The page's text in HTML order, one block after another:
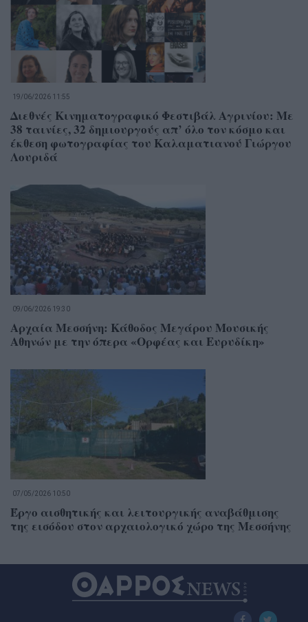
19/06/2026 11:55
Διεθνές Κινηματογραφικό Φεστιβάλ Αγρινίου: Με
38 ταινίες, 32 δημιουργούς απ’ όλο τον κόσμο και
έκθεση φωτογραφίας του Καλαματιανού Γιώργου
Λουριδά
09/06/2026 19:30
Αρχαία Μεσσήνη: Κάθοδος Μεγάρου Μουσικής
Αθηνών με την όπερα «Ορφέας και Ευρυδίκη»
07/05/2026 10:50
Έργο αισθητικής και λειτουργικής αναβάθμισης
της εισόδου στον αρχαιολογικό χώρο της Μεσσήνης